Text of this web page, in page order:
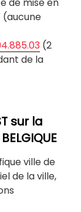
(2
de la
sur la
ville de
de la ville,